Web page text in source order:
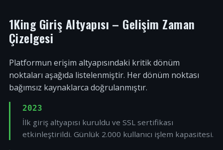
1King Giriş Altyapısı – Gelişim Zaman
Çizelgesi
Platformun erişim altyapısındaki kritik dönüm
noktaları aşağıda listelenmiştir. Her dönüm noktası
bağımsız kaynaklarca doğrulanmıştır.
2023
İlk giriş altyapısı kuruldu ve SSL sertifikası
etkinleştirildi. Günlük 2.000 kullanıcı işlem kapasitesi.